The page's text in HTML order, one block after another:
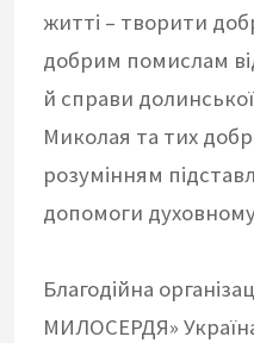
житті – творити
добрим помислам
й справи
Миколая та тих
розумінням
допомоги
Благодійна
МИЛОСЕРДЯ»